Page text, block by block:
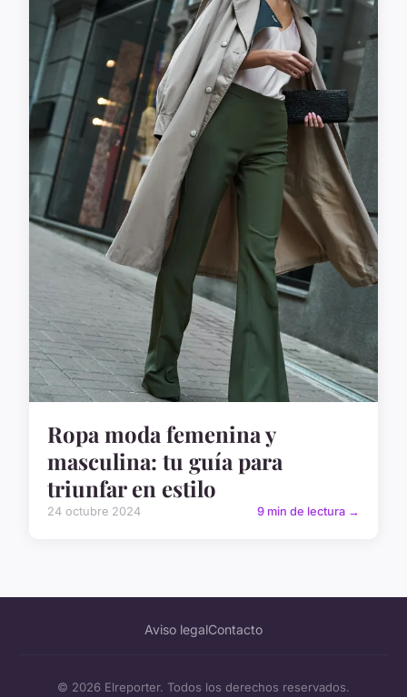
Ropa moda femenina y
masculina: tu guía para
triunfar en estilo
24 octubre 2024 9 min de lectura →
Aviso legalContacto
© 2026 Elreporter. Todos los derechos reservados.